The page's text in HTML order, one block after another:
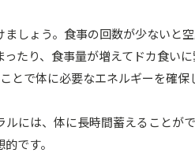
しょう。食事の回数が少ないと空
たり、食事量が増えてドカ食い
とで体に必要なエネルギーを確保
には、体に長時間蓄えることが
です。